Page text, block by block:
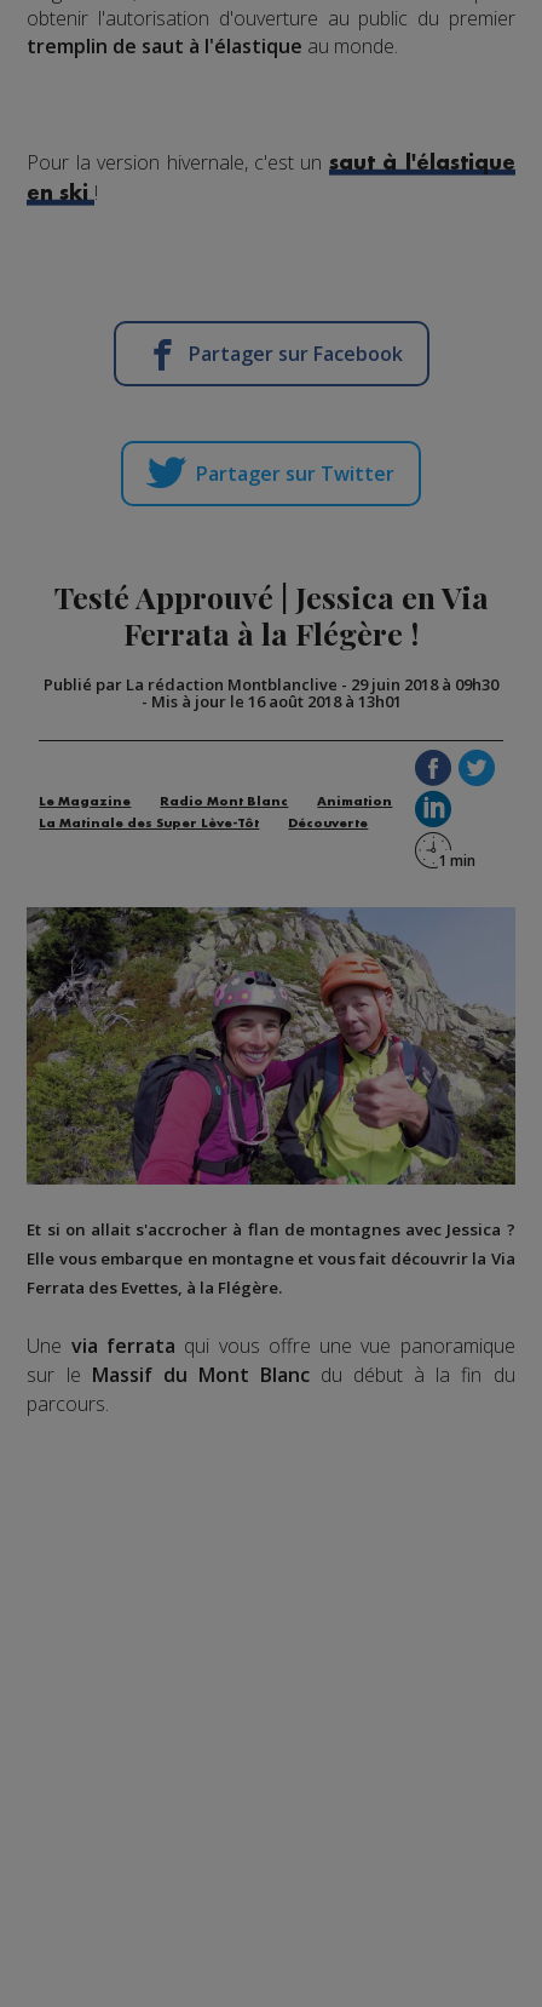
obtenir l'autorisation d'ouverture au public du premier
tremplin de saut à l'élastique au monde.
Pour la version hivernale, c'est un saut à l'élastique
en ski !
Partager sur Facebook
Partager sur Twitter
Testé Approuvé | Jessica en Via
Ferrata à la Flégère !
Publié par La rédaction Montblanclive - 29 juin 2018 à 09h30
- Mis à jour le 16 août 2018 à 13h01
Le Magazine Radio Mont Blanc
Animation
La Matinale des Super Lève-Tôt
Découverte
Et si on allait s'accrocher à flan de montagnes avec Jessica ?
Elle vous embarque en montagne et vous fait découvrir la Via
Ferrata des Evettes, à la Flégère.
Une via ferrata qui vous offre une vue panoramique
sur le Massif du Mont Blancdu début à la fin du
parcours.